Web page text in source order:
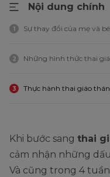
Nội dung chính
1 Sự thay đổi của mẹ và
2 Những hình thức thai
3 Thực hành thai giáo
Khi bước sang thai
cảm nhận những
Và cũng trong 4